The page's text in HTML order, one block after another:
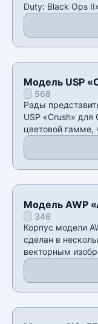
Duty: Black Ops
Модель USP
568
Рады
USP «Crush»
цветовой гамме,
Модель AWP
346
Корпус модели
сделан в
векторным